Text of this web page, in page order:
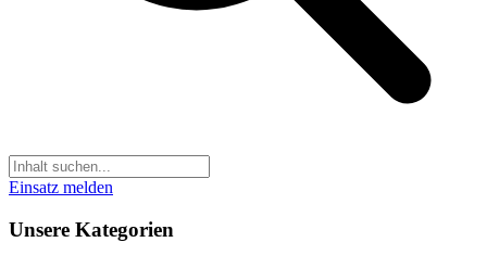
Einsatz melden
Unsere Kategorien